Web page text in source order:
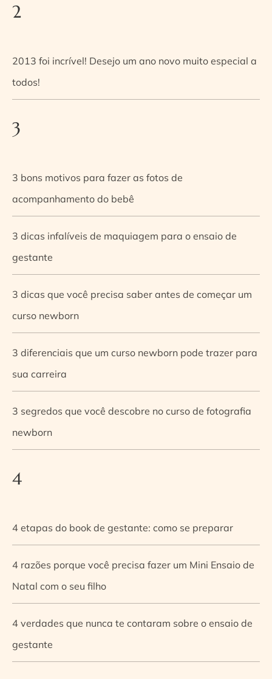
2
2013 foi incrível! Desejo um ano novo muito especial a
todos!
3
3 bons motivos para fazer as fotos de
acompanhamento do bebê
3 dicas infalíveis de maquiagem para o ensaio de
gestante
3 dicas que você precisa saber antes de começar um
curso newborn
3 diferenciais que um curso newborn pode trazer para
sua carreira
3 segredos que você descobre no curso de fotografia
newborn
4
4 etapas do book de gestante: como se preparar
4 razões porque você precisa fazer um Mini Ensaio de
Natal com o seu filho
4 verdades que nunca te contaram sobre o ensaio de
gestante